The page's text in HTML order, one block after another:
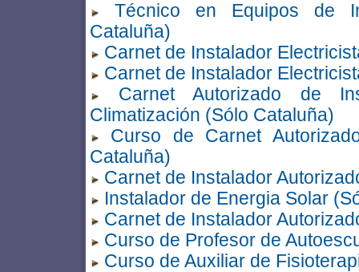
Técnico en Equipos de
Cataluña)
Carnet de Instalador
Carnet de Instalador
Carnet Autorizado de
Climatización (Sólo Cataluña)
Curso de Carnet
Cataluña)
Carnet de Instalador
Instalador de Energia Solar
Carnet de Instalador
Curso de Profesor de
Curso de Auxiliar de